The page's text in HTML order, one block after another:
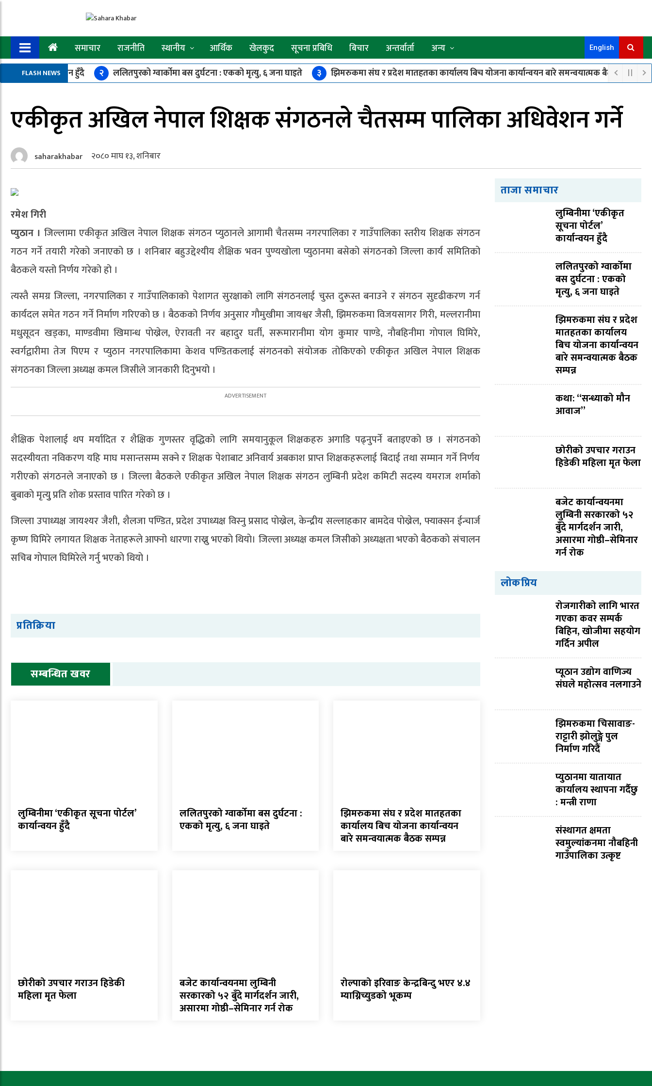
समाचार राजनीति स्थानीय आर्थिक खेलकुद सूचना प्रबिधि बिचार अन्तर्वार्ता अन्य English
FLASH NEWS
पोर्टल’ कार्यान्वयन हुँदै २ ललितपुरको ग्वार्कोमा बस दुर्घटना : एकको मृत्यु, ६ जना घाइते ३
झिमरुकमा संघ र प्रदेश मातहतका कार्यालय बिच योजना कार्यान्वयन बारे समन्वयात्मक बैठक सम्पन्न
एकीकृत अखिल नेपाल शिक्षक संगठनले चैतसम्म पालिका अधिवेशन गर्ने
saharakhabar २०८० माघ १३, शनिबार
रमेश गिरी
प्युठान । जिल्लामा एकीकृत अखिल नेपाल शिक्षक संगठन प्युठानले आगामी चैतसम्म नगरपालिका र गाउँपालिका स्तरीय शिक्षक संगठन
गठन गर्ने तयारी गरेको जनाएको छ । शनिबार बहुउद्देश्यीय शैक्षिक भवन पुण्यखाेला प्युठानमा बसेको संगठनको जिल्ला कार्य समितिको
बैठकले यस्तो निर्णय गरेको हो ।
त्यस्तै समग्र जिल्ला, नगरपालिका र गाउँपालिकाको पेशागत सुरक्षाको लागि संगठनलाई चुस्त दुरूस्त बनाउने र संगठन सुदृढीकरण गर्न
कार्यदल समेत गठन गर्ने निर्माण गरिएकाे छ । बैठकको निर्णय अनुसार गाैमुखीमा जायश्वर जैसी, झिमरुकमा विजयसागर गिरी, मल्लरानीमा
मधुसूदन खड्का, माण्डवीमा खिमान्ध पाेख्रेल, ऐरावती नर बहादुर घर्ती, सरूमारानीमा याेग कुमार पाण्डे, नाैबहिनीमा गाेपाल घिमिरे,
स्वर्गद्वारीमा तेज पिएम र प्युठान नगरपालिकामा केशव पण्डितकलाई संगठनको संयाेजक तोकिएको एकीकृत अखिल नेपाल शिक्षक
संगठनका जिल्ला अध्यक्ष कमल जिसीले जानकारी दिनुभयो ।
शैक्षिक पेशालाई थप मर्यादित र शैक्षिक गुणस्तर वृद्धिको लागि समयानुकूल शिक्षकहरु अगाडि पढ्नुपर्ने बताइएको छ । संगठनकाे
सदस्यीयता नविकरण यहि माघ मसान्तसम्म सक्ने र शिक्षक पेशाबाट अनिवार्य अबकाश प्राप्त शिक्षकहरूलाई बिदाई तथा सम्मान गर्ने निर्णय
गरीएकाे संगठनले जनाएको छ । जिल्ला बैठकले एकीकृत अखिल नेपाल शिक्षक संगठन लुम्बिनी प्रदेश कमिटी सदस्य यमराज शर्माकाे
बुबाकाे मृत्युु प्रति शाेक प्रस्ताव पारित गरेकाे छ ।
जिल्ला उपाध्यक्ष जायश्यर जैशी, शैलजा पण्डित, प्रदेश उपाध्यक्ष विस्नु प्रसाद पाेख्रेल, केन्द्रीय सल्लाहकार बामदेव पाेख्रेल, फ्याक्सन ईन्चार्ज
कृष्ण घिमिरे लगायत शिक्षक नेताहरूले आफ्नो धारणा राख्नु भएकाे थियाे। जिल्ला अध्यक्ष कमल जिसीकाे अध्यक्षता भएकाे बैठककाे संचालन
सचिब गाेपाल घिमिरेले गर्नु भएकाे थियाे ।
प्रतिक्रिया
सम्बन्धित खवर
लुम्बिनीमा ‘एकीकृत सूचना पोर्टल’
कार्यान्वयन हुँदै
ललितपुरको ग्वार्कोमा बस दुर्घटना :
एकको मृत्यु, ६ जना घाइते
झिमरुकमा संघ र प्रदेश मातहतका
कार्यालय बिच योजना कार्यान्वयन
बारे समन्वयात्मक बैठक सम्पन्न
छोरीको उपचार गराउन हिडेकी
महिला मृत फेला
बजेट कार्यान्वयनमा लुम्बिनी
सरकारको ५२ बुँदे मार्गदर्शन जारी,
असारमा गोष्ठी–सेमिनार गर्न रोक
रोल्पाको इरिवाङ केन्द्रबिन्दु भएर ४.४
म्याग्निच्युडको भूकम्प
ताजा समाचार
लुम्बिनीमा ‘एकीकृत
सूचना पोर्टल’
कार्यान्वयन हुँदै
ललितपुरको ग्वार्कोमा
बस दुर्घटना : एकको
मृत्यु, ६ जना घाइते
झिमरुकमा संघ र प्रदेश
मातहतका कार्यालय
बिच योजना कार्यान्वयन
बारे समन्वयात्मक बैठक
सम्पन्न
कथा: “सन्ध्याको मौन
आवाज”
छोरीको उपचार गराउन
हिडेकी महिला मृत फेला
बजेट कार्यान्वयनमा
लुम्बिनी सरकारको ५२
बुँदे मार्गदर्शन जारी,
असारमा गोष्ठी–सेमिनार
गर्न रोक
लोकप्रिय
रोजगारीको लागि भारत
गएका कवर सम्पर्क
बिहिन, खोजीमा सहयोग
गर्दिन अपील
प्यूठान उद्योग वाणिज्य
संघले महोत्सव नलगाउने
झिमरुकमा चिसावाङ-
राट्टारी झोलुङ्गे पुल
निर्माण गरिदैं
प्युठानमा यातायात
कार्यालय स्थापना गर्दैछु
: मन्त्री राणा
संस्थागत क्षमता
स्वमुल्यांकनमा नौबहिनी
गाउँपालिका उत्कृष्ट